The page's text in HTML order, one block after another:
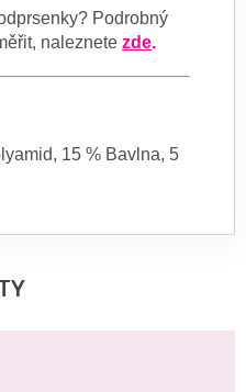
Podrobný
naleznete zde.
15 % Bavlna, 5